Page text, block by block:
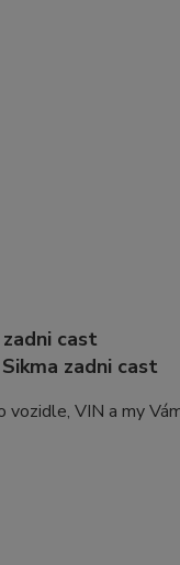
cast
zadni cast
vozidle, VIN a my